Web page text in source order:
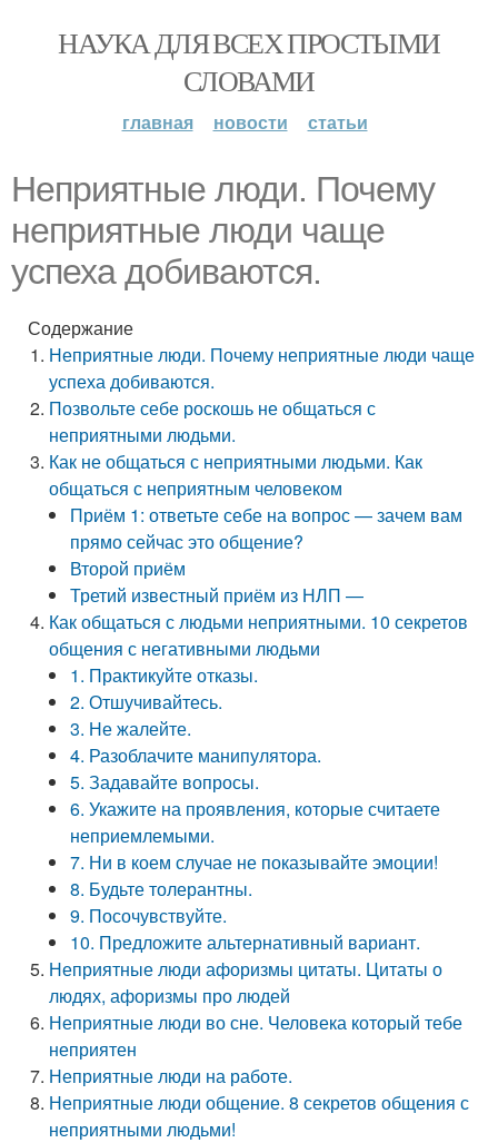
НАУКА ДЛЯ ВСЕХ ПРОСТЫМИ
СЛОВАМИ
главная новости статьи
Неприятные люди. Почему
неприятные люди чаще
успеха добиваются.
Содержание
Неприятные люди. Почему неприятные люди чаще
успеха добиваются.
Позвольте себе роскошь не общаться с
неприятными людьми.
Как не общаться с неприятными людьми. Как
общаться с неприятным человеком
Приём 1: ответьте себе на вопрос — зачем вам
прямо сейчас это общение?
Второй приём
Третий известный приём из НЛП —
Как общаться с людьми неприятными. 10 секретов
общения с негативными людьми
1. Практикуйте отказы.
2. Отшучивайтесь.
3. Не жалейте.
4. Разоблачите манипулятора.
5. Задавайте вопросы.
6. Укажите на проявления, которые считаете
неприемлемыми.
7. Ни в коем случае не показывайте эмоции!
8. Будьте толерантны.
9. Посочувствуйте.
10. Предложите альтернативный вариант.
Неприятные люди афоризмы цитаты. Цитаты о
людях, афоризмы про людей
Неприятные люди во сне. Человека который тебе
неприятен
Неприятные люди на работе.
Неприятные люди общение. 8 секретов общения с
неприятными людьми!